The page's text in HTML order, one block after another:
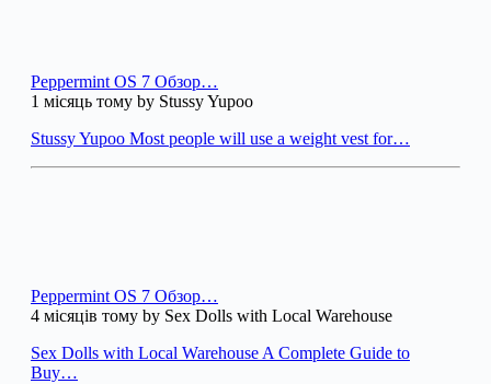
Peppermint OS 7 Обзор…
1 місяць тому by Stussy Yupoo
Stussy Yupoo Most people will use a weight vest for…
Peppermint OS 7 Обзор…
4 місяців тому by Sex Dolls with Local Warehouse
Sex Dolls with Local Warehouse A Complete Guide to
Buy…